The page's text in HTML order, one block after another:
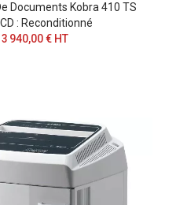
Documents Kobra 410 TS
: Reconditionné
3 940,00 € HT